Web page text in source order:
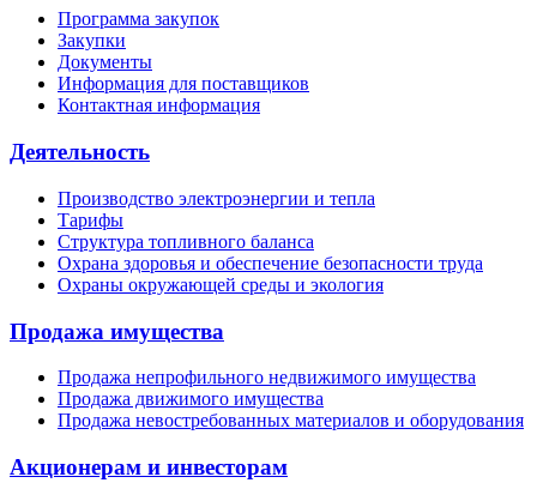
Программа закупок
Закупки
Документы
Информация для поставщиков
Контактная информация
Деятельность
Производство электроэнергии и тепла
Тарифы
Структура топливного баланса
Охрана здоровья и обеспечение безопасности труда
Охраны окружающей среды и экология
Продажа имущества
Продажа непрофильного недвижимого имущества
Продажа движимого имущества
Продажа невостребованных материалов и оборудования
Акционерам и инвесторам